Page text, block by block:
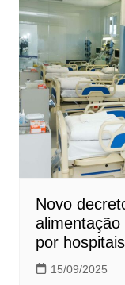
Novo
por
15/09/2025